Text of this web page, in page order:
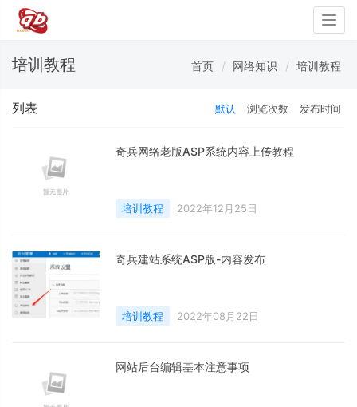
培训教程 首页 网络知识 培训教程
列表 默认 浏览次数 发布时间
奇兵网络老版ASP系统内容上传教程
培训教程 2022年12月25日
奇兵建站系统ASP版-内容发布
培训教程 2022年08月22日
网站后台编辑基本注意事项